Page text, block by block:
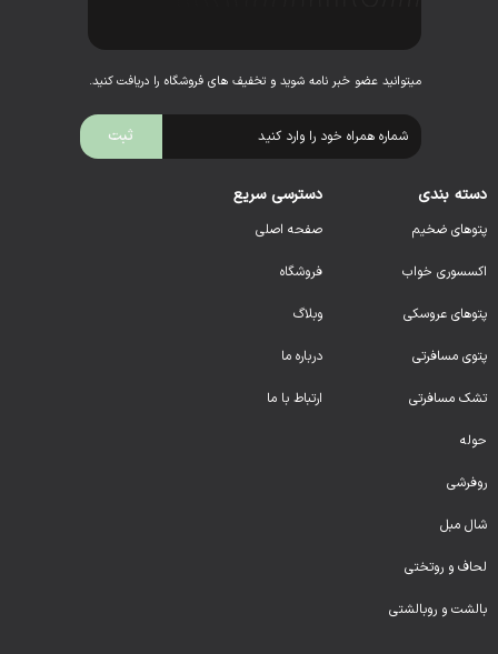
میتوانید عضو خبر نامه شوید و تخفیف های فروشگاه را دریافت کنید.
دسته بندی
پتوهای ضخیم
اکسسوری خواب
پتوهای عروسکی
پتوی مسافرتی
تشک مسافرتی
حوله
روفرشی
شال مبل
لحاف و روتختی
بالشت و روبالشتی
دسترسی سریع
صفحه اصلی
فروشگاه
وبلاگ
درباره ما
ارتباط با ما